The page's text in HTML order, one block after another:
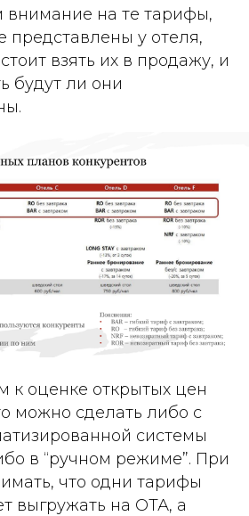
на те тарифы,
представлены у отеля,
взять их в продажу, и
будут ли они
к оценке открытых цен
можно сделать либо с
системы
в “ручном режиме”. При
что одни тарифы
выгружать на ОТА, а